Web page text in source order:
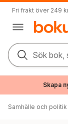
Fri frakt över 249
Sök bok,
Skapa
Samhälle och politik